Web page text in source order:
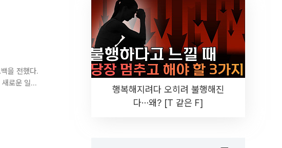
을 전했다.
로운 일상
행복해지려다 오히려 불행해진
다⋯왜? [T 같은 F]